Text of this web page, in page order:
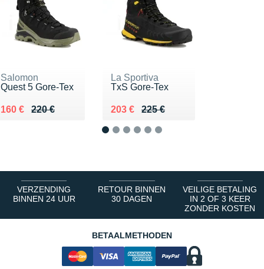
Salomon
Quest 5 Gore-Tex
220 €
Au lieu de 220 €
160 €
Vendu 160 €
La Sportiva
TxS Gore-Tex
225 €
Au lieu de 225 €
203 €
Vendu 203 €
VERZENDING
BINNEN 24 UUR
RETOUR BINNEN
30 DAGEN
VEILIGE BETALING
IN 2 OF 3 KEER
ZONDER KOSTEN
BETAALMETHODEN